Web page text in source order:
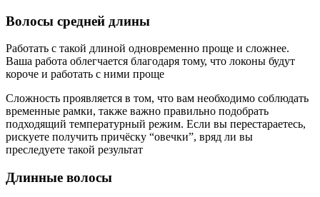
Волосы средней длины
Работать с такой длиной одновременно проще и сложнее.
Ваша работа облегчается благодаря тому, что локоны будут
короче и работать с ними проще
Сложность проявляется в том, что вам необходимо соблюдать
временные рамки, также важно правильно подобрать
подходящий температурный режим. Если вы перестараетесь,
рискуете получить причёску “овечки”, вряд ли вы
преследуете такой результат
Длинные волосы